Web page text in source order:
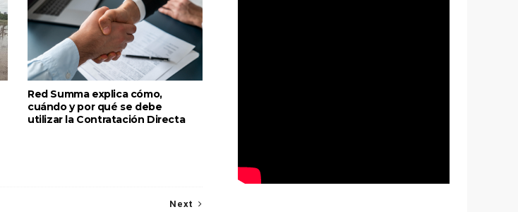
Red Summa explica cómo,
cuándo y por qué se debe
utilizar la Contratación Directa
Next